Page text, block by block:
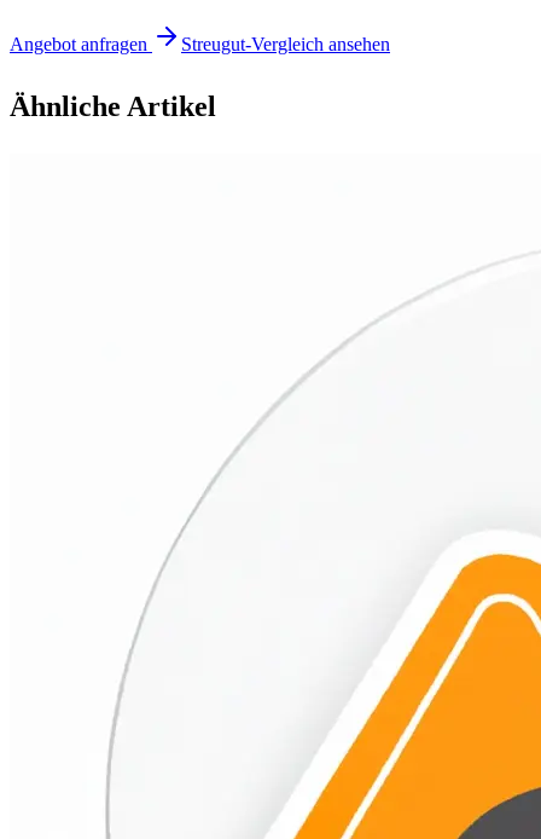
Angebot anfragen Streugut-Vergleich ansehen
Ähnliche Artikel